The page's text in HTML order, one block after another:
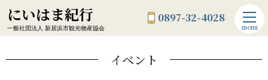
にいはま紀行
一般社団法人 新居浜市観光物産協会
0897-32-4028
menu
イベント